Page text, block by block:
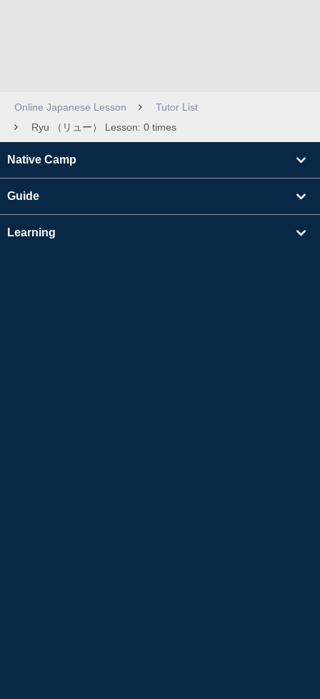
Online Japanese Lesson
Tutor List
Ryu （リュー） Lesson: 0 times
Native Camp
Guide
Learning